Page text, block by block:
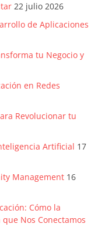
22 julio 2026
de Aplicaciones
tu Negocio y
en Redes
Revolucionar tu
Artificial 17
Management 16
Cómo la
Nos Conectamos